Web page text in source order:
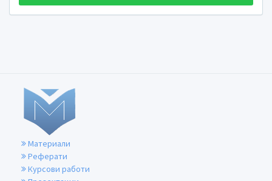
Материали
Реферати
Курсови работи